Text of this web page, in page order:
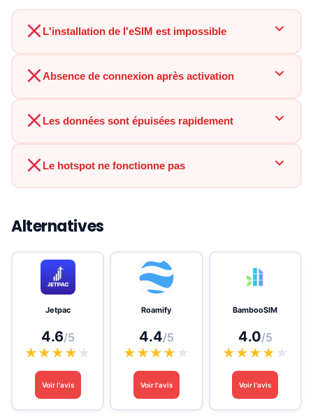
L'installation de l'eSIM est impossible
Absence de connexion après activation
Les données sont épuisées rapidement
Le hotspot ne fonctionne pas
Alternatives
Jetpac
4.6/5
★★★★ ★
Voir l'avis
Roamify
4.4/5
★★★★ ★
Voir l'avis
BambooSIM
4.0/5
★★★★ ★
Voir l'avis